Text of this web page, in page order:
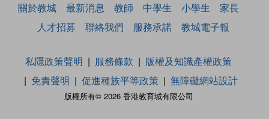
關於教城 最新消息 教師 中學生 小學生
家長
人才招募
聯絡我們 服務承諾 教城電子報
版權所有© 2026 香港教育城有限公司
私隱政策聲明 服務條款
版權及知識產權政策
免責聲明
促進種族平等政策 無障礙網站設計